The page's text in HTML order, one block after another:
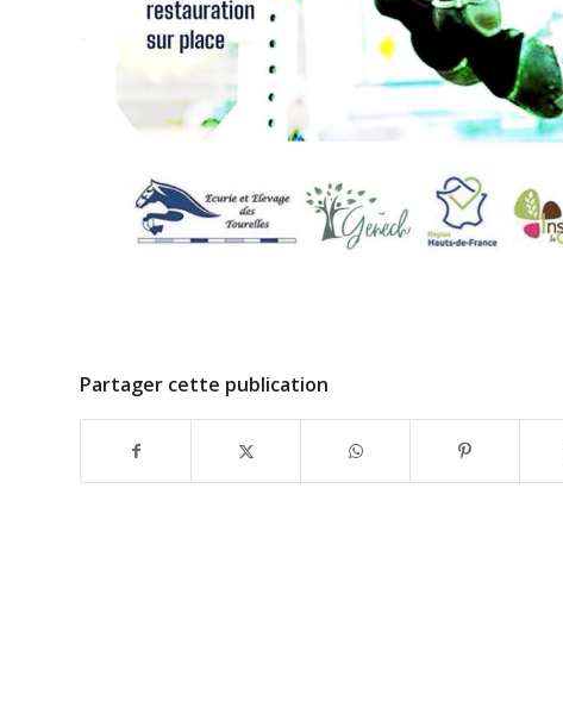
Partager cette publication